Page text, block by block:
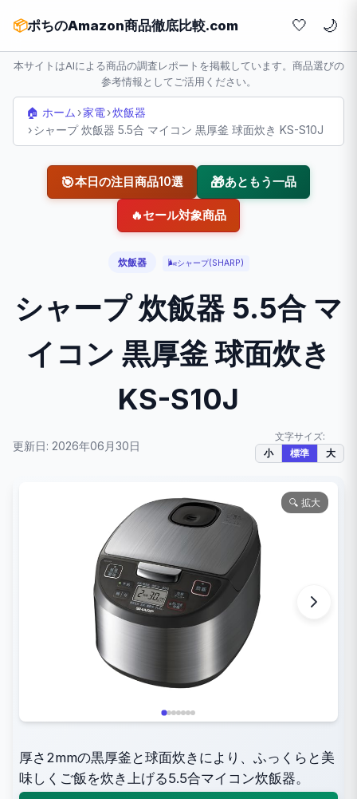
📦ポちのAmazon商品徹底比較.com 🤍
本サイトはAIによる商品の調査レポートを掲載しています。商品選びの
参考情報としてご活用ください。
🏠 ホーム ›家電›炊飯器
›シャープ 炊飯器 5.5合 マイコン 黒厚釜 球面炊き KS-S10J
🎯本日の注目商品10選 🎁あともう一品
🔥セール対象商品
炊飯器 🌬️シャープ(SHARP)
シャープ 炊飯器 5.5合 マ
イコン 黒厚釜 球面炊き
KS-S10J
更新日: 2026年06月30日
文字サイズ:
小 標準 大
🔍 拡大
厚さ2mmの黒厚釜と球面炊きにより、ふっくらと美
味しくご飯を炊き上げる5.5合マイコン炊飯器。